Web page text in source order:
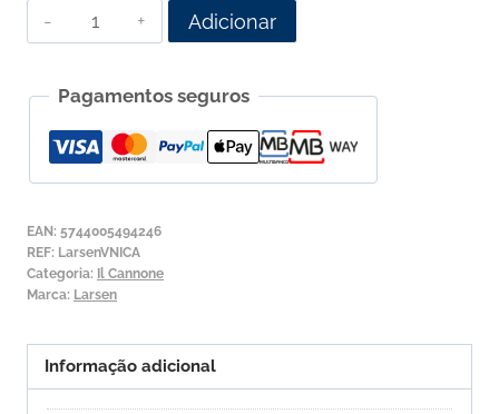
Quantidade
de
para
Violino
Larsen
Cannone
2ª
Lá
Adicionar
Pagamentos seguros
EAN: 5744005494246
REF: LarsenVNICA
Categoria: Il Cannone
Marca: Larsen
Informação adicional